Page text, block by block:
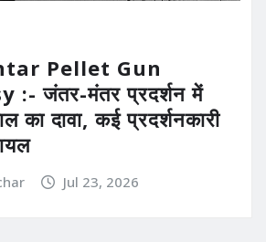
Pellet Gun
जंतर-मंतर प्रदर्शन में
का दावा, कई प्रदर्शनकारी
Jul 23, 2026